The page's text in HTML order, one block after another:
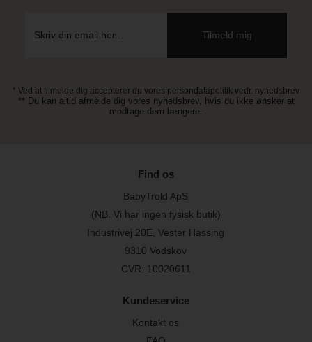
* Ved at tilmelde dig accepterer du vores persondatapolitik vedr. nyhedsbrev
** Du kan altid afmelde dig vores nyhedsbrev, hvis du ikke ønsker at
modtage dem længere.
Find os
BabyTrold ApS
(NB. Vi har ingen fysisk butik)
Industrivej 20E, Vester Hassing
9310 Vodskov
CVR: 10020611
Kundeservice
Kontakt os